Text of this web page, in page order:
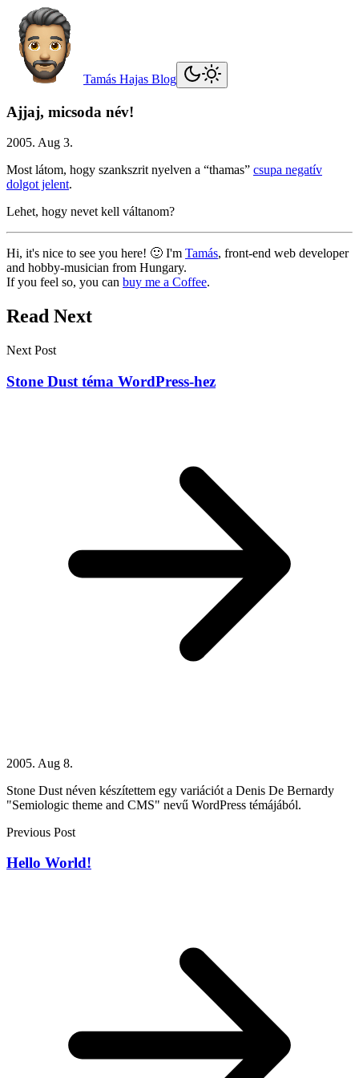
Tamás Hajas Blog
Ajjaj, micsoda név!
2005. Aug 3.
Most látom, hogy szankszrit nyelven a “thamas” csupa negatív
dolgot jelent.
Lehet, hogy nevet kell váltanom?
Hi, it's nice to see you here! 🙂 I'm Tamás, front-end web developer
and hobby-musician from Hungary.
If you feel so, you can buy me a Coffee.
Read Next
Next Post
Stone Dust téma WordPress-hez
2005. Aug 8.
Stone Dust néven készítettem egy variációt a Denis De Bernardy
"Semiologic theme and CMS" nevű WordPress témájából.
Previous Post
Hello World!